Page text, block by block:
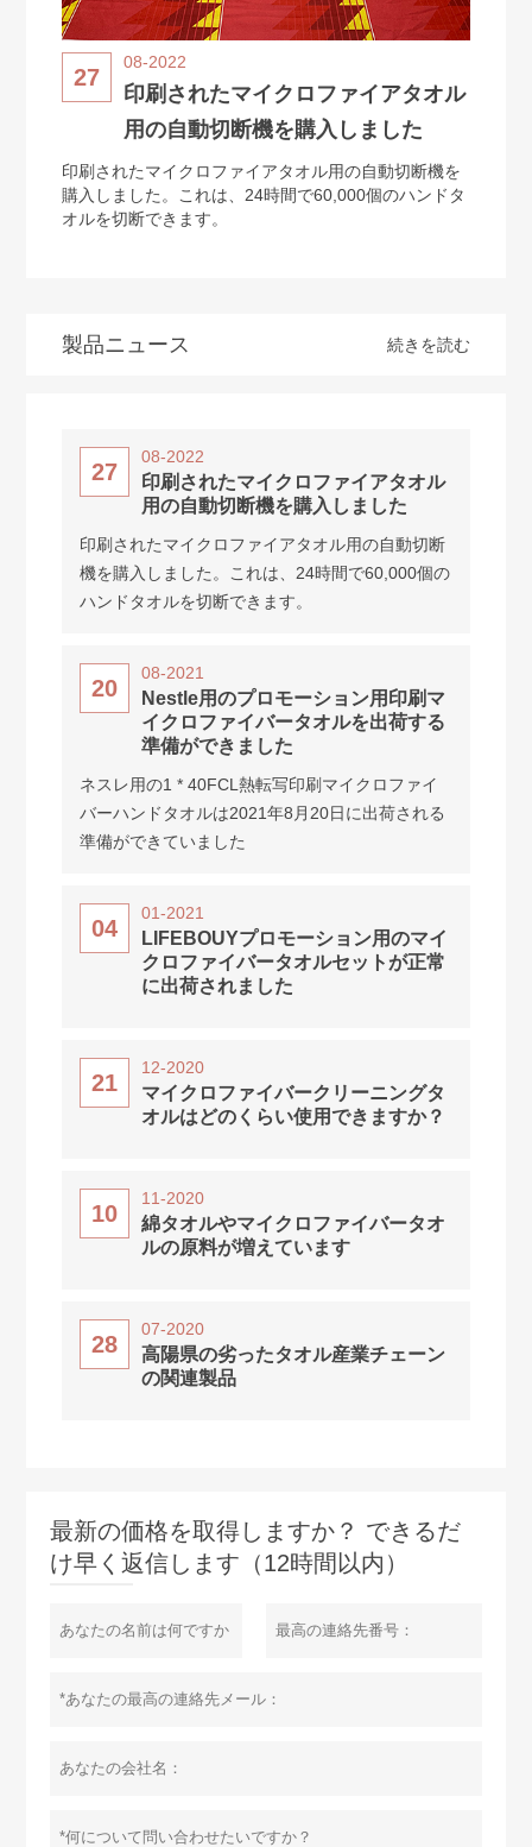
27
08-2022
印刷されたマイクロファイアタオル
用の自動切断機を購入しました
印刷されたマイクロファイアタオル用の自動切断機を
購入しました。これは、24時間で60,000個のハンドタ
オルを切断できます。
製品ニュース 続きを読む
27
08-2022
印刷されたマイクロファイアタオル
用の自動切断機を購入しました
印刷されたマイクロファイアタオル用の自動切断
機を購入しました。これは、24時間で60,000個の
ハンドタオルを切断できます。
20
08-2021
Nestle用のプロモーション用印刷マ
イクロファイバータオルを出荷する
準備ができました
ネスレ用の1 * 40FCL熱転写印刷マイクロファイ
バーハンドタオルは2021年8月20日に出荷される
準備ができていました
04
01-2021
LIFEBOUYプロモーション用のマイ
クロファイバータオルセットが正常
に出荷されました
21
12-2020
マイクロファイバークリーニングタ
オルはどのくらい使用できますか？
10
11-2020
綿タオルやマイクロファイバータオ
ルの原料が増えています
28
07-2020
高陽県の劣ったタオル産業チェーン
の関連製品
最新の価格を取得しますか？ できるだ
け早く返信します（12時間以内）